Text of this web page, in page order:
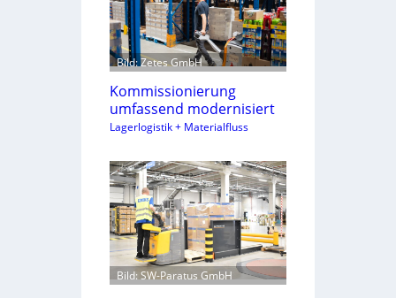
Bild: Zetes GmbH
Kommissionierung
umfassend modernisiert
Lagerlogistik + Materialfluss
Bild: SW-Paratus GmbH